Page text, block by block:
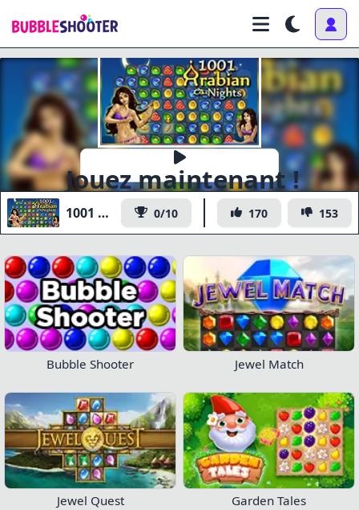
Jouez maintenant !
1001 Arabian Nights 0/10 170 153
Bubble Shooter Jewel Match
Jewel Quest Garden Tales